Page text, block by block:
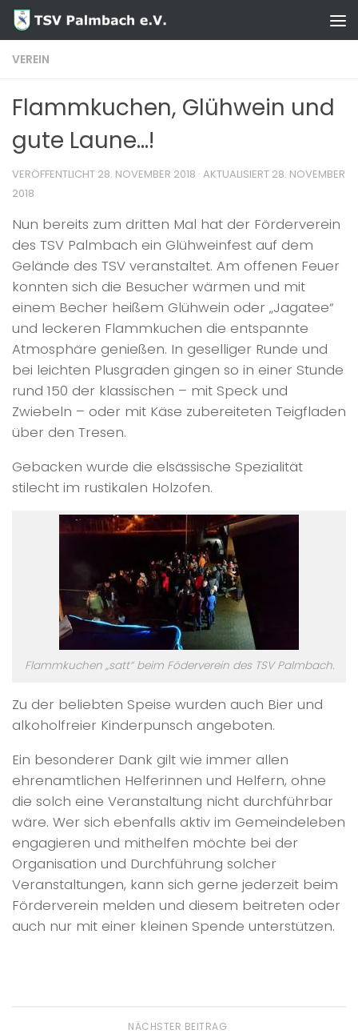
Zum Inhalt springen
VEREIN
Flammkuchen, Glühwein und
gute Laune…!
VERÖFFENTLICHT 28. NOVEMBER 2018 · AKTUALISIERT 28. NOVEMBER
2018
Nun bereits zum dritten Mal hat der Förderverein
des TSV Palmbach ein Glühweinfest auf dem
Gelände des TSV veranstaltet. Am offenen Feuer
konnten sich die Besucher wärmen und mit
einem Becher heißem Glühwein oder „Jagatee“
und leckeren Flammkuchen die entspannte
Atmosphäre genießen. In geselliger Runde und
bei leichten Plusgraden gingen so in einer Stunde
rund 150 der klassischen – mit Speck und
Zwiebeln – oder mit Käse zubereiteten Teigfladen
über den Tresen.
Gebacken wurde die elsässische Spezialität
stilecht im rustikalen Holzofen.
Flammkuchen „satt“ beim Föderverein des TSV Palmbach.
Zu der beliebten Speise wurden auch Bier und
alkoholfreier Kinderpunsch angeboten.
Ein besonderer Dank gilt wie immer allen
ehrenamtlichen Helferinnen und Helfern, ohne
die solch eine Veranstaltung nicht durchführbar
wäre. Wer sich ebenfalls aktiv im Gemeindeleben
engagieren und mithelfen möchte bei der
Organisation und Durchführung solcher
Veranstaltungen, kann sich gerne jederzeit beim
Förderverein melden und diesem beitreten oder
auch nur mit einer kleinen Spende unterstützen.
NÄCHSTER BEITRAG